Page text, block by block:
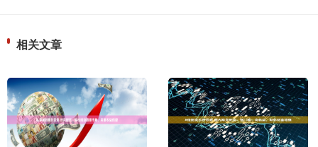
相关文章